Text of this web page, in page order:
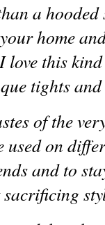
a
home
this
tights and
of the
used on
and to